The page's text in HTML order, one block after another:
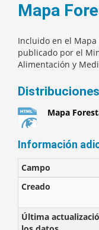
Mapa
Incluido en el Mapa
publicado por el
Alimentación y
Distribuciones
Mapa
Información
Campo
Creado
Última